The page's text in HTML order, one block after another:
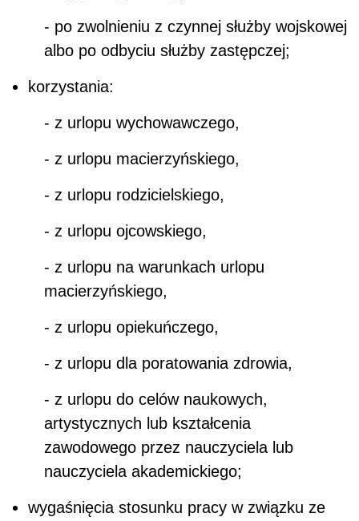
- po zwolnieniu z czynnej służby wojskowej
albo po odbyciu służby zastępczej;
korzystania:
- z urlopu wychowawczego,
- z urlopu macierzyńskiego,
- z urlopu rodzicielskiego,
- z urlopu ojcowskiego,
- z urlopu na warunkach urlopu
macierzyńskiego,
- z urlopu opiekuńczego,
- z urlopu dla poratowania zdrowia,
- z urlopu do celów naukowych,
artystycznych lub kształcenia
zawodowego przez nauczyciela lub
nauczyciela akademickiego;
wygaśnięcia stosunku pracy w związku ze